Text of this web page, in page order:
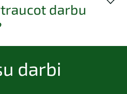
darbu
darbi